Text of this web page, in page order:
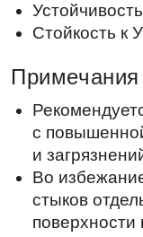
по мокрому» за
При окраске и
воздуха и
поверхности. В
условиями из-
на поверхность
в виде потеков
прозрачные,